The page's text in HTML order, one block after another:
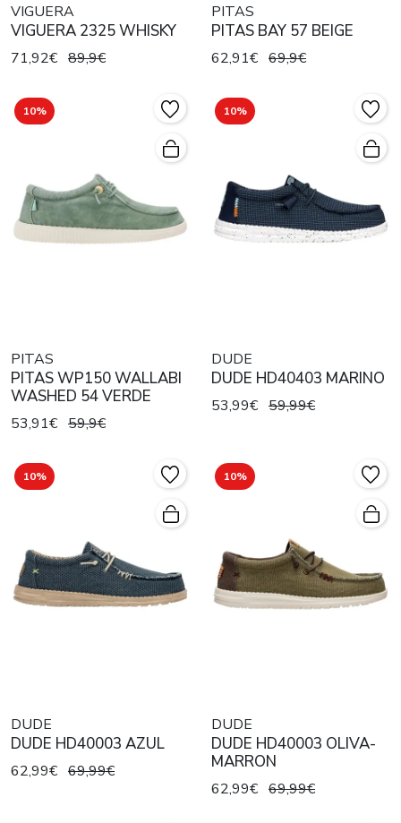
VIGUERA
VIGUERA 2325 WHISKY
71,92€ 89,9€
PITAS
PITAS BAY 57 BEIGE
62,91€ 69,9€
10%
PITAS
PITAS WP150 WALLABI
WASHED 54 VERDE
53,91€ 59,9€
10%
DUDE
DUDE HD40403 MARINO
53,99€ 59,99€
10%
DUDE
DUDE HD40003 AZUL
62,99€ 69,99€
10%
DUDE
DUDE HD40003 OLIVA-
MARRON
62,99€ 69,99€